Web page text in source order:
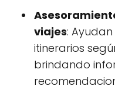
viajes:
itinerarios
brindando